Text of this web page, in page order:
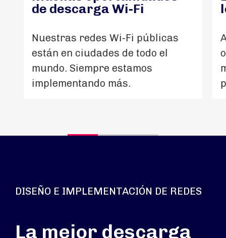
de descarga Wi-Fi
Nuestras redes Wi-Fi públicas
están en ciudades de todo el
mundo. Siempre estamos
implementando más.
DISEÑO E IMPLEMENTACIÓN DE REDES
La mejor descarga